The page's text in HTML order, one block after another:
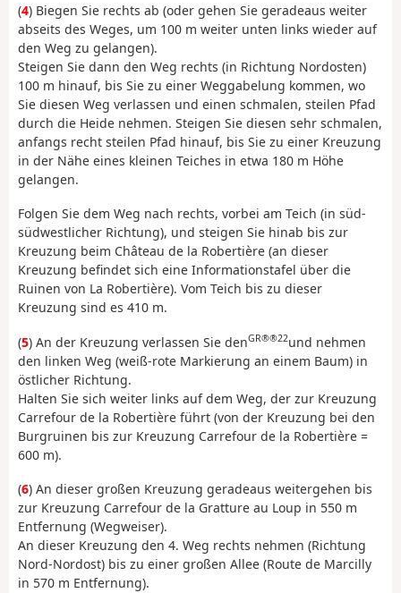
(4) Biegen Sie rechts ab (oder gehen Sie geradeaus weiter
abseits des Weges, um 100 m weiter unten links wieder auf
den Weg zu gelangen).
Steigen Sie dann den Weg rechts (in Richtung Nordosten)
100 m hinauf, bis Sie zu einer Weggabelung kommen, wo
Sie diesen Weg verlassen und einen schmalen, steilen Pfad
durch die Heide nehmen. Steigen Sie diesen sehr schmalen,
anfangs recht steilen Pfad hinauf, bis Sie zu einer Kreuzung
in der Nähe eines kleinen Teiches in etwa 180 m Höhe
gelangen.
Folgen Sie dem Weg nach rechts, vorbei am Teich (in süd-
südwestlicher Richtung), und steigen Sie hinab bis zur
Kreuzung beim Château de la Robertière (an dieser
Kreuzung befindet sich eine Informationstafel über die
Ruinen von La Robertière). Vom Teich bis zu dieser
Kreuzung sind es 410 m.
(5) An der Kreuzung verlassen Sie denGR®®22und nehmen
den linken Weg (weiß-rote Markierung an einem Baum) in
östlicher Richtung.
Halten Sie sich weiter links auf dem Weg, der zur Kreuzung
Carrefour de la Robertière führt (von der Kreuzung bei den
Burgruinen bis zur Kreuzung Carrefour de la Robertière =
600 m).
(6) An dieser großen Kreuzung geradeaus weitergehen bis
zur Kreuzung Carrefour de la Gratture au Loup in 550 m
Entfernung (Wegweiser).
An dieser Kreuzung den 4. Weg rechts nehmen (Richtung
Nord-Nordost) bis zu einer großen Allee (Route de Marcilly
in 570 m Entfernung).